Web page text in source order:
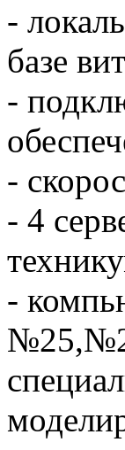
-
базе
-
-
- 4
-